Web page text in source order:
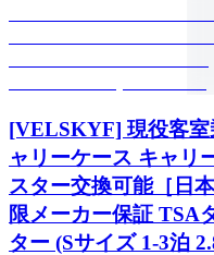
[VELSKYF] 現役客室
ャリーケース キャリ
スター交換可能［日
限メーカー保証 TSA
ター (Sサイズ 1-3泊